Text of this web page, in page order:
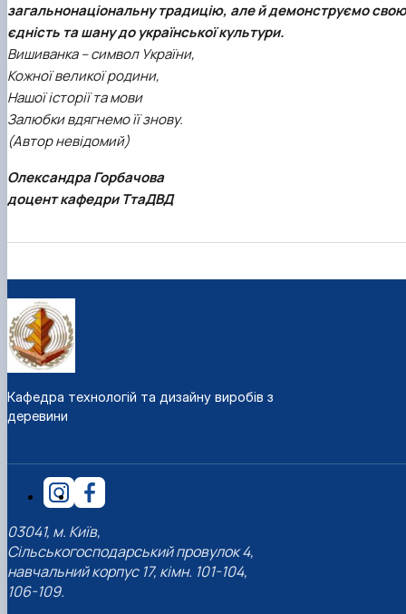
загальнонаціональну традицію, але й демонструємо свою
єдність та шану до української культури.
Вишиванка – символ України,
Кожної великої родини,
Нашої історії та мови
Залюбки вдягнемо її знову.
(Автор невідомий)
Олександра Горбачова
доцент кафедри ТтаДВД
Кафедра технологій та дизайну виробів з
деревини
03041, м. Київ,
Сільськогосподарський провулок 4,
навчальний корпус 17, кімн. 101-104,
106-109.